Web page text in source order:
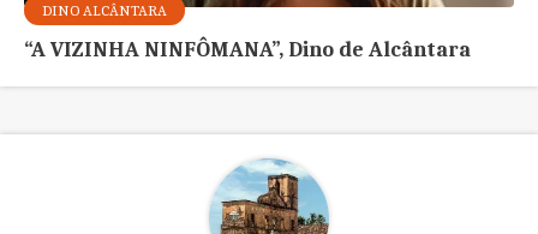
DINO ALCÂNTARA
“A VIZINHA NINFÔMANA”, Dino de Alcântara